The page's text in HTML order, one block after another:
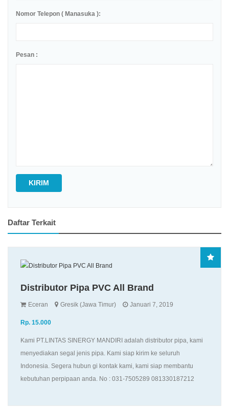
Nomor Telepon ( Manasuka ):
Pesan :
KIRIM
Daftar Terkait
Distributor Pipa PVC All Brand
Eceran Gresik (Jawa Timur) Januari 7, 2019
Rp. 15.000
Kami PT.LINTAS SINERGY MANDIRI adalah distributor pipa, kami
menyediakan segal jenis pipa. Kami siap kirim ke seluruh
Indonesia. Segera hubun gi kontak kami, kami siap membantu
kebutuhan perpipaan anda. No : 031-7505289 081330187212